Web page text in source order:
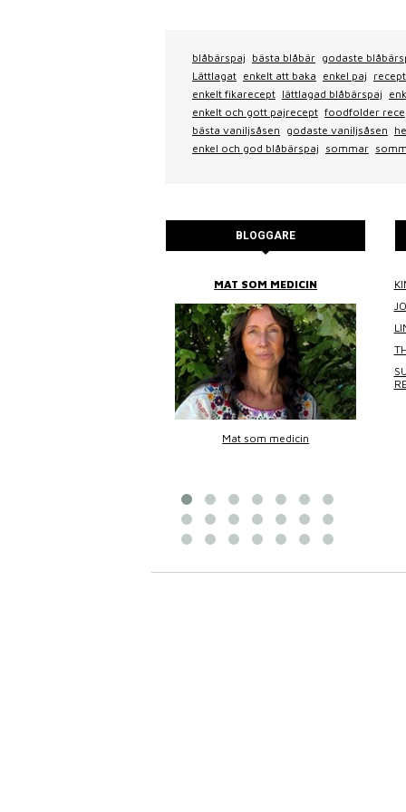
blåbärspaj bästa blåbär godaste
Lättlagat enkelt att baka enkel paj
enkelt fikarecept lättlagad blåbärspaj
enkelt och gott pajrecept foodfolder
bästa vaniljsåsen godaste vaniljsåsen
enkel och god blåbärspaj sommar
BLOGGARE
MAT SOM MEDICIN
Mat som medicin